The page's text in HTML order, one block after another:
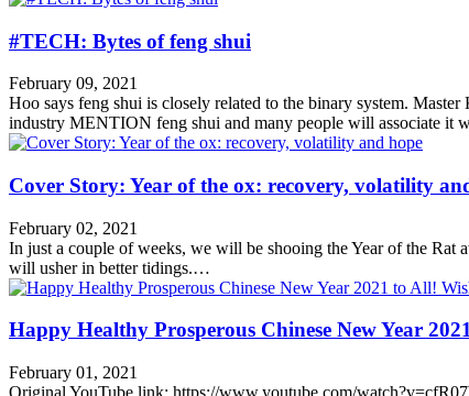
#TECH: Bytes of feng shui
February 09, 2021
Hoo says feng shui is closely related to the binary system.
industry MENTION feng shui and many people will associate it
Cover Story: Year of the ox: recovery, volatility
February 02, 2021
In just a couple of weeks, we will be shooing the Year of the Rat
will usher in better tidings.…
Happy Healthy Prosperous Chinese New Year
February 01, 2021